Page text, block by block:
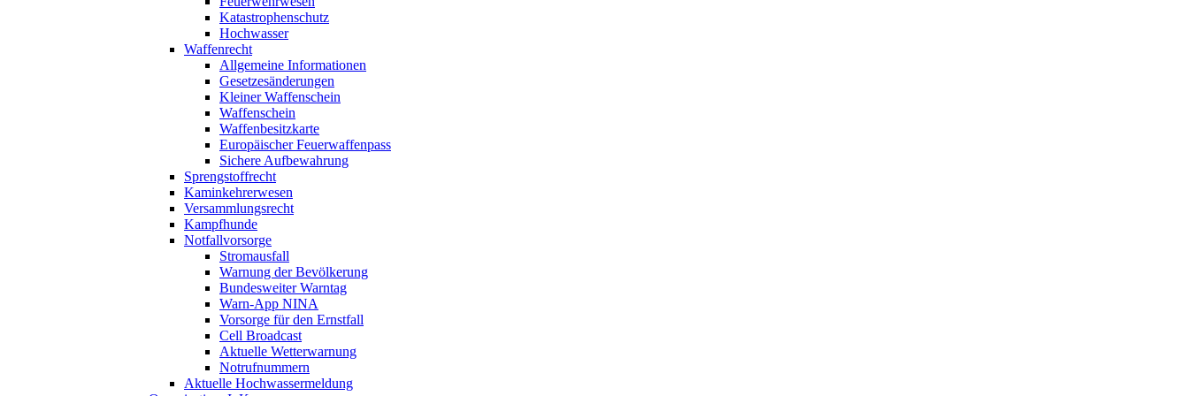
Katastrophenschutz
Hochwasser
Waffenrecht
Allgemeine Informationen
Gesetzesänderungen
Kleiner Waffenschein
Waffenschein
Waffenbesitzkarte
Europäischer Feuerwaffenpass
Sichere Aufbewahrung
Sprengstoffrecht
Kaminkehrerwesen
Versammlungsrecht
Kampfhunde
Notfallvorsorge
Stromausfall
Warnung der Bevölkerung
Bundesweiter Warntag
Warn-App NINA
Vorsorge für den Ernstfall
Cell Broadcast
Aktuelle Wetterwarnung
Notrufnummern
Aktuelle Hochwassermeldung